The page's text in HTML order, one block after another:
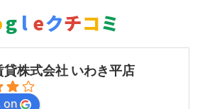
g l eクチコミ
貸株式会社 いわき平店
on